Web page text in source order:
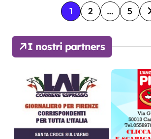
P
a
g
i
n
a
z
1 2 … 5
I nostri partners